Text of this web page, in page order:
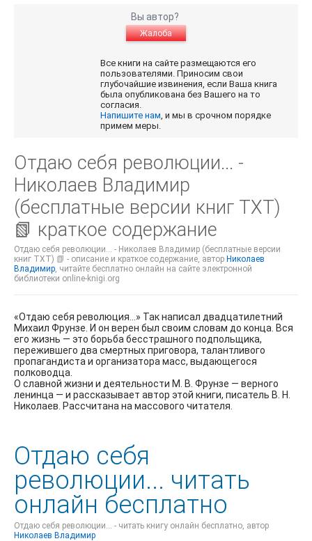
Вы автор?
Жалоба
Все книги на сайте размещаются его
пользователями. Приносим свои
глубочайшие извинения, если Ваша книга
была опубликована без Вашего на то
согласия.
Напишите нам , и мы в срочном порядке
примем меры.
Отдаю себя революции... -
Николаев Владимир
(бесплатные версии книг TXT)
📗 краткое содержание
Отдаю себя революции... - Николаев Владимир (бесплатные версии
книг TXT) 📗 - описание и краткое содержание, автор Николаев
Владимир , читайте бесплатно онлайн на сайте электронной
библиотеки online-knigi.org
«Отдаю себя революция…» Так написал двадцатилетний
Михаил Фрунзе. И он верен был своим словам до конца. Вся
его жизнь — это борьба бесстрашного подпольщика,
пережившего два смертных приговора, талантливого
пропагандиста и организатора масс, выдающегося
полководца.
О славной жизни и деятельности М. В. Фрунзе — верного
ленинца — и рассказывает автор этой книги, писатель В. Н.
Николаев. Рассчитана на массового читателя.
Отдаю себя
революции... читать
онлайн бесплатно
Отдаю себя революции... - читать книгу онлайн бесплатно, автор
Николаев Владимир